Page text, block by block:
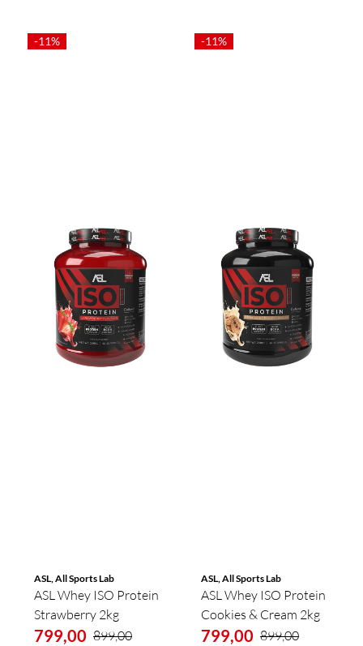
-11%
ASL, All Sports Lab
ASL Whey ISO Protein
Strawberry 2kg
799,00 899,00
-11%
ASL, All Sports Lab
ASL Whey ISO Protein
Cookies & Cream 2kg
799,00 899,00